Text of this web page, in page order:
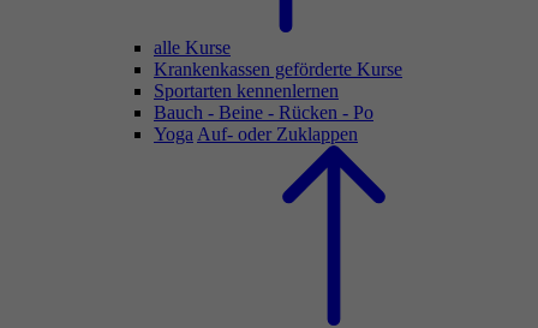
alle Kurse
Krankenkassen geförderte Kurse
Sportarten kennenlernen
Bauch - Beine - Rücken - Po
Yoga Auf- oder Zuklappen